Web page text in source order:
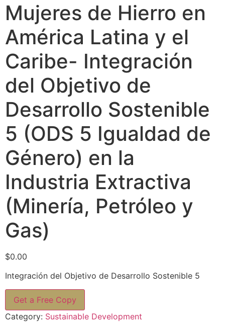
Mujeres de Hierro en
América Latina y el
Caribe- Integración
del Objetivo de
Desarrollo Sostenible
5 (ODS 5 Igualdad de
Género) en la
Industria Extractiva
(Minería, Petróleo y
Gas)
$0.00
Integración del Objetivo de Desarrollo Sostenible 5
Get a Free Copy
Category: Sustainable Development